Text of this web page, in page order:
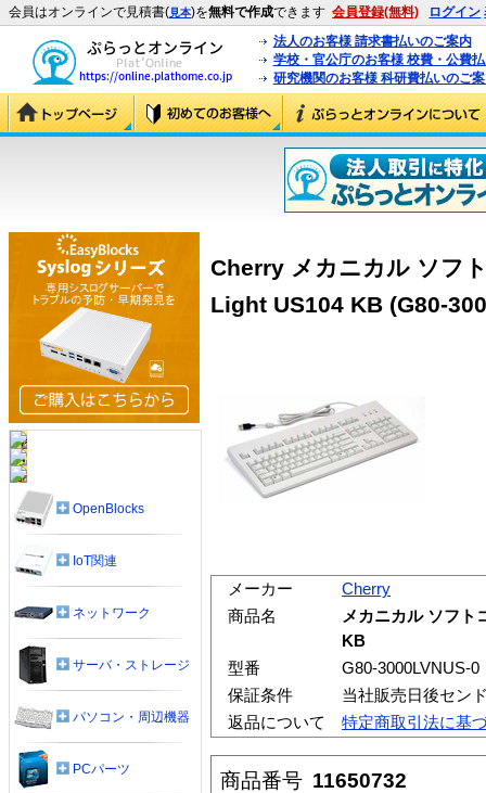
会員はオンラインで見積書(見本)を無料で作成できます 会員登録(無料) ログイン
法人のお客様 請求書払いのご案内
学校・官公庁のお客様 校費・公費
研究機関のお客様 科研費払いのご
Cherry メカニカル ソフ
Light US104 KB (G80-
メーカー
Cherry
商品名
メカニカル ソフト
KB
型番
G80-3000LVNUS-0
保証条件
当社販売日後セン
返品について
特定商取引法に基
商品番号 11650732
OpenBlocks
IoT関連
ネットワーク
サーバ・ストレージ
パソコン・周辺機器
PCパーツ